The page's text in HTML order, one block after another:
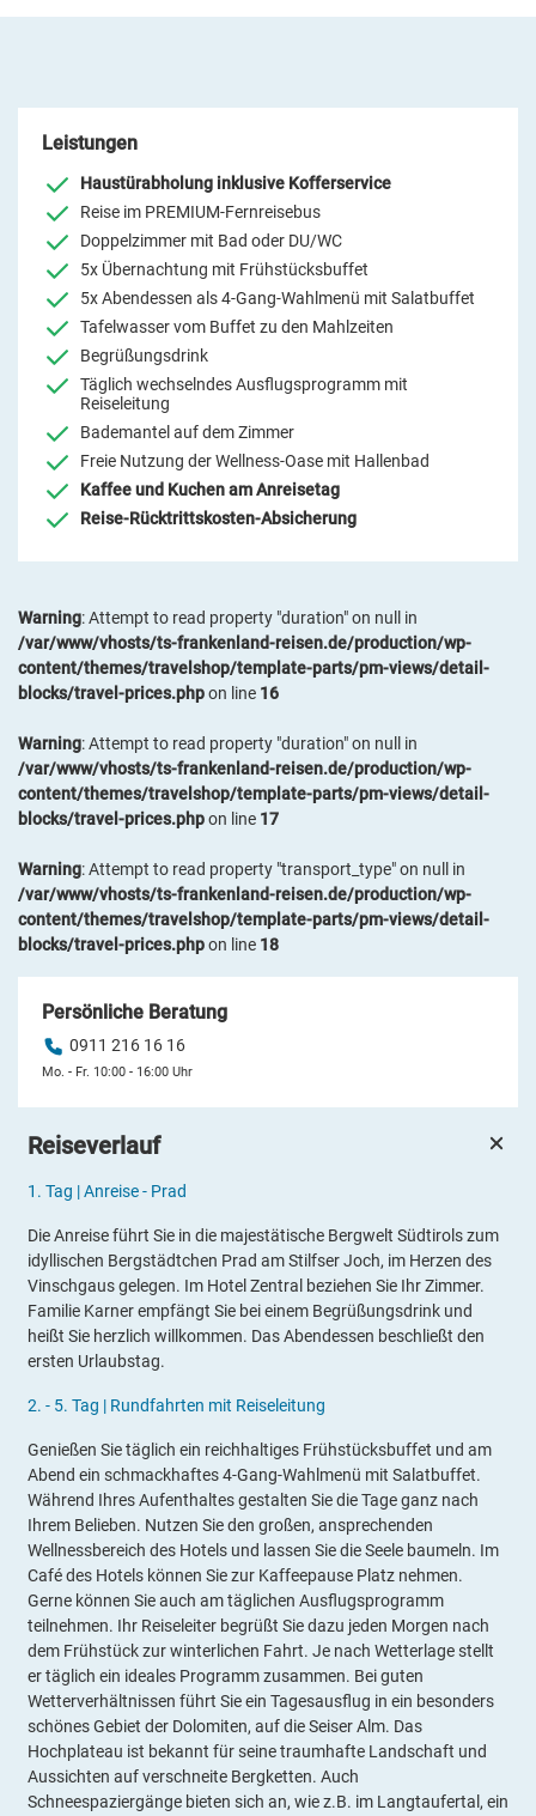
Reiseverlauf
1. Tag |Anreise - Prad
Die Anreise führt Sie in die majestätische Bergwelt Südtirols zum
idyllischen Bergstädtchen Prad am Stilfser Joch, im Herzen des
Vinschgaus gelegen. Im Hotel Zentral beziehen Sie Ihr Zimmer.
Familie Karner empfängt Sie bei einem Begrüßungsdrink und
heißt Sie herzlich willkommen. Das Abendessen beschließt den
ersten Urlaubstag.
2. - 5. Tag | Rundfahrten mit Reiseleitung
Genießen Sie täglich ein reichhaltiges Frühstücksbuffet und am
Abend ein schmackhaftes 4-Gang-Wahlmenü mit Salatbuffet.
Während Ihres Aufenthaltes gestalten Sie die Tage ganz nach
Ihrem Belieben. Nutzen Sie den großen, ansprechenden
Wellnessbereich des Hotels und lassen Sie die Seele baumeln. Im
Café des Hotels können Sie zur Kaffeepause Platz nehmen.
Gerne können Sie auch am täglichen Ausflugsprogramm
teilnehmen. Ihr Reiseleiter begrüßt Sie dazu jeden Morgen nach
dem Frühstück zur winterlichen Fahrt. Je nach Wetterlage stellt
er täglich ein ideales Programm zusammen. Bei guten
Wetterverhältnissen führt Sie ein Tagesausflug in ein besonders
schönes Gebiet der Dolomiten, auf die Seiser Alm. Das
Hochplateau ist bekannt für seine traumhafte Landschaft und
Aussichten auf verschneite Bergketten. Auch
Schneespaziergänge bieten sich an, wie z.B. im Langtaufertal, ein
Leistungen
Haustürabholung inklusive Kofferservice
Reise im PREMIUM-Fernreisebus
Doppelzimmer mit Bad oder DU/WC
5x Übernachtung mit Frühstücksbuffet
5x Abendessen als 4-Gang-Wahlmenü mit Salatbuffet
Tafelwasser vom Buffet zu den Mahlzeiten
Begrüßungsdrink
Täglich wechselndes Ausflugsprogramm mit
Reiseleitung
Bademantel auf dem Zimmer
Freie Nutzung der Wellness-Oase mit Hallenbad
Kaffee und Kuchen am Anreisetag
Reise-Rücktrittskosten-Absicherung
Warning: Attempt to read property "duration" on null in
/var/www/vhosts/ts-frankenland-reisen.de/production/wp-
content/themes/travelshop/template-parts/pm-views/detail-
blocks/travel-prices.phpon line 16
Warning: Attempt to read property "duration" on null in
/var/www/vhosts/ts-frankenland-reisen.de/production/wp-
content/themes/travelshop/template-parts/pm-views/detail-
blocks/travel-prices.phpon line 17
Warning: Attempt to read property "transport_type" on null in
/var/www/vhosts/ts-frankenland-reisen.de/production/wp-
content/themes/travelshop/template-parts/pm-views/detail-
blocks/travel-prices.phpon line 18
Persönliche Beratung
0911 216 16 16
Mo. - Fr. 10:00 - 16:00 Uhr